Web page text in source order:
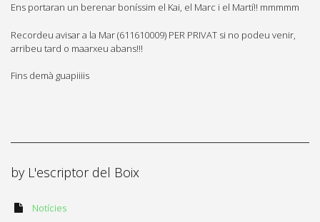
Ens portaran un berenar boníssim el Kai, el Marc i el Martí!! mmmmm
Recordeu avisar a la Mar (611610009) PER PRIVAT si no podeu venir,
arribeu tard o maarxeu abans!!!
Fins demà guapiiiis
by L'escriptor del Boix
Notícies